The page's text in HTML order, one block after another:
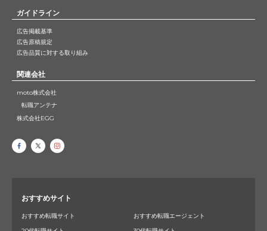
ガイドライン
広告掲載基準
広告原稿規定
広告品質に対する取り組み
関連会社
moto株式会社
転職アンテナ
株式会社EGG
おすすめサイト
おすすめ転職サイト
おすすめ転職エージェント